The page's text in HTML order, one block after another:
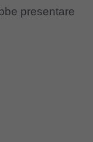
presentare